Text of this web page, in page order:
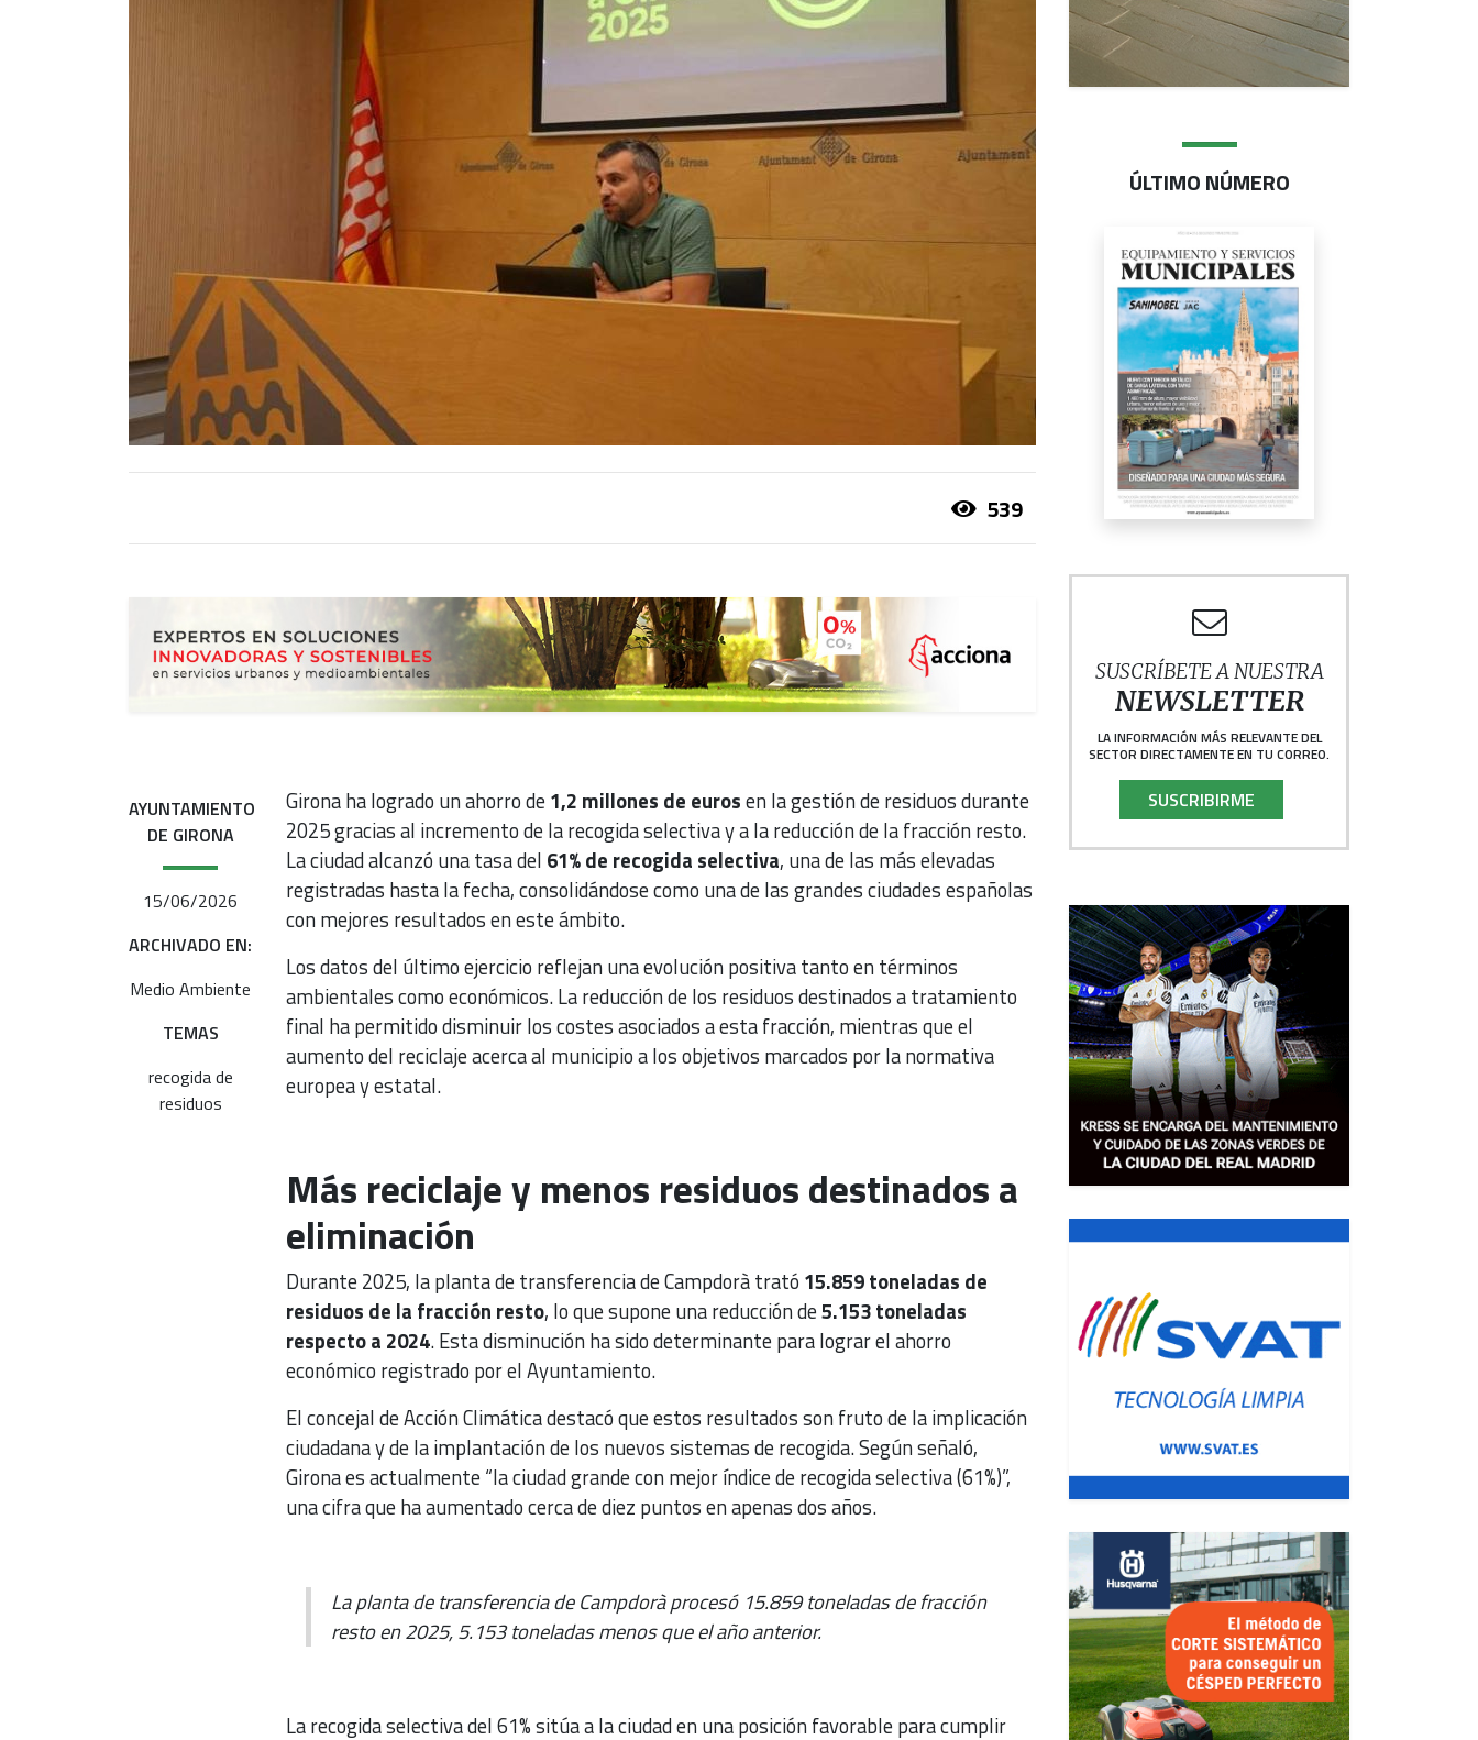
539
AYUNTAMIENTO
DE GIRONA
15/06/2026
ARCHIVADO EN:
Medio Ambiente
TEMAS
recogida de
residuos
Girona ha logrado un ahorro de1,2 millones de eurosen la gestión de residuos durante
2025 gracias al incremento de la recogida selectiva y a la reducción de la fracción resto.
La ciudad alcanzó una tasa del 61% de recogida selectiva, una de las más elevadas
registradas hasta la fecha, consolidándose como una de las grandes ciudades españolas
con mejores resultados en este ámbito.
Los datos del último ejercicio reflejan una evolución positiva tanto en términos
ambientales como económicos. La reducción de los residuos destinados a tratamiento
final ha permitido disminuir los costes asociados a esta fracción, mientras que el
aumento del reciclaje acerca al municipio a los objetivos marcados por la normativa
europea y estatal.
Más reciclaje y menos residuos destinados a
eliminación
Durante 2025, la planta de transferencia de Campdorà trató 15.859 toneladas de
residuos de la fracción resto, lo que supone una reducción de5.153 toneladas
respecto a 2024. Esta disminución ha sido determinante para lograr el ahorro
económico registrado por el Ayuntamiento.
El concejal de Acción Climática destacó que estos resultados son fruto de la implicación
ciudadana y de la implantación de los nuevos sistemas de recogida. Según señaló,
Girona es actualmente “la ciudad grande con mejor índice de recogida selectiva (61%)”,
una cifra que ha aumentado cerca de diez puntos en apenas dos años.
La planta de transferencia de Campdorà procesó 15.859 toneladas de fracción
resto en 2025, 5.153 toneladas menos que el año anterior.
La recogida selectiva del 61% sitúa a la ciudad en una posición favorable para cumplir
ÚLTIMO NÚMERO
SUSCRÍBETE A NUESTRA
NEWSLETTER
LA INFORMACIÓN MÁS RELEVANTE DEL
SECTOR DIRECTAMENTE EN TU CORREO.
SUSCRIBIRME